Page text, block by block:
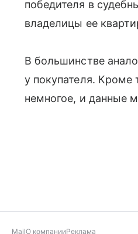
победителя в
владелицы ее
В большинстве
у покупателя. Кроме
немногое, и данные
MailО компанииРеклама